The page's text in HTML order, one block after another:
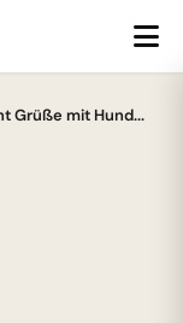
Grüße mit Hund...